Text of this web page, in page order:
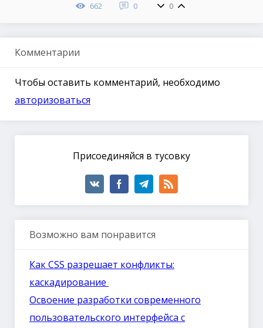
662
0 0
Комментарии
Чтобы оставить комментарий, необходимо
авторизоваться
Присоединяйся в тусовку
Возможно вам понравится
Как CSS разрешает конфликты:
каскадирование
Освоение разработки современного
пользовательского интерфейса с